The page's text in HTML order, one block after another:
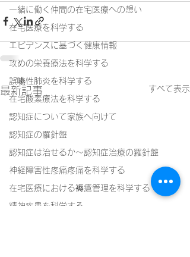
一緒に働く仲間の在宅医療への想い
在宅医療を科学する
エビデンスに基づく健康情報
攻めの栄養療法を科学する
誤嚥性肺炎を科学する
在宅酸素療法を科学する
認知症について家族へ向けて
認知症の羅針盤
認知症は治せるか～認知症治療の羅針盤
神経障害性疼痛疼痛を科学する
在宅医療における褥瘡管理を科学する
精神疾患を科学する
最新記事 すべて表示